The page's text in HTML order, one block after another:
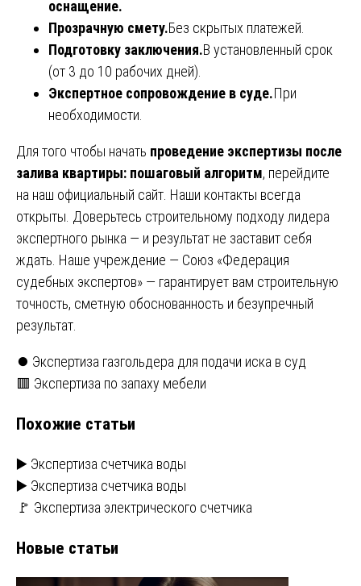
оснащение.
Прозрачную смету.Без скрытых платежей.
Подготовку заключения.В установленный срок
(от 3 до 10 рабочих дней).
Экспертное сопровождение в суде.При
необходимости.
Для того чтобы начать проведение экспертизы после
залива квартиры: пошаговый алгоритм, перейдите
на наш официальный сайт . Наши контакты всегда
открыты. Доверьтесь строительному подходу лидера
экспертного рынка — и результат не заставит себя
ждать. Наше учреждение — Союз «Федерация
судебных экспертов» — гарантирует вам строительную
точность, сметную обоснованность и безупречный
результат.
Навигация
записям
⏺️ Экспертиза газгольдера для подачи иска в суд
🟥 Экспертиза по запаху мебели
Похожие статьи
▶️ Экспертиза счетчика воды
▶️ Экспертиза счетчика воды
🚩 Экспертиза электрического счетчика
Новые статьи